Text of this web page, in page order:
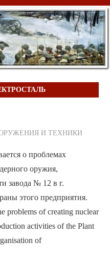
И ТЕХНИКИ
о проблемах
оружия,
завода № 12 в г.
этого предприятия.
problems of creating nuclear
activities of the Plant
of